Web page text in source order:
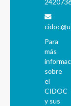
Para
más
sobre
el
CIDOC
y sus